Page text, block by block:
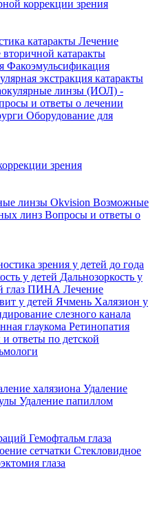
коррекции зрения
катаракты Лечение
катаракты
Факоэмульсификация
экстракция катаракты
линзы (ИОЛ) -
и ответы о лечении
Оборудование для
зрения
линзы Okvision Возможные
линз Вопросы и ответы о
зрения у детей до года
у детей Дальнозоркость у
ПИНА Лечение
у детей Ячмень Халязион у
слезного канала
глаукома Ретинопатия
ответы по детской
халязиона Удаление
Удаление папиллом
Гемофтальм глаза
сетчатки Стекловидное
глаза